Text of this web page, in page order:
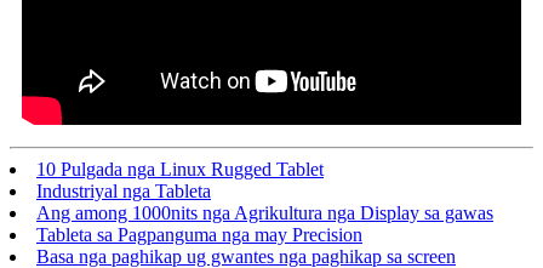
10 Pulgada nga Linux Rugged Tablet
Industriyal nga Tableta
Ang among 1000nits nga Agrikultura nga Display sa gawas
Tableta sa Pagpanguma nga may Precision
Basa nga paghikap ug gwantes nga paghikap sa screen